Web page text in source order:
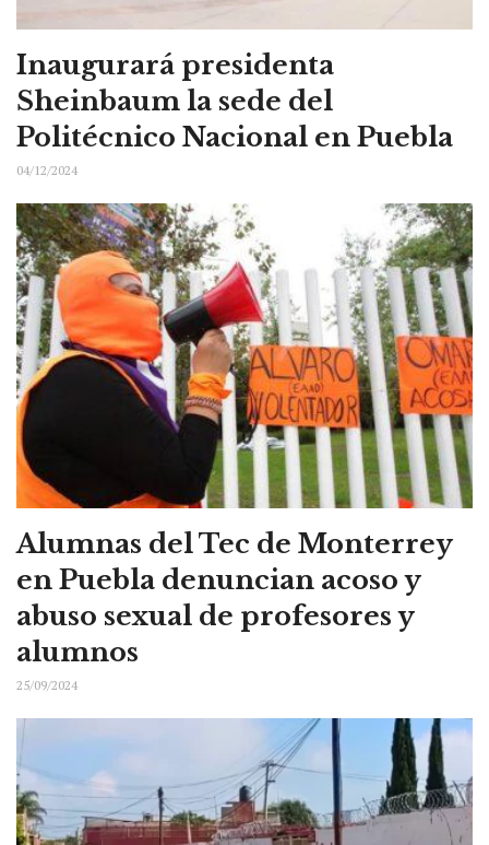
Inaugurará presidenta
Sheinbaum la sede del
Politécnico Nacional en Puebla
04/12/2024
Alumnas del Tec de Monterrey
en Puebla denuncian acoso y
abuso sexual de profesores y
alumnos
25/09/2024